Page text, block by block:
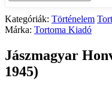
Kategóriák: Történelem
Márka: Tortoma Kiadó
Jászmagyar
1945)